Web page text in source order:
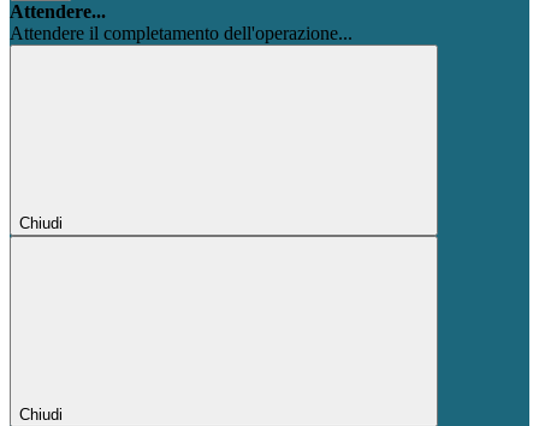
Attendere...
Attendere il completamento dell'operazione...
Chiudi
Chiudi